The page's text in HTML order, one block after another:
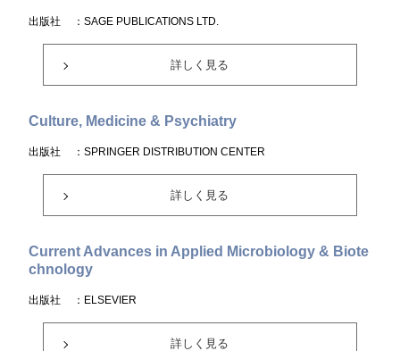
出版社 ：SAGE PUBLICATIONS LTD.
詳しく見る
Culture, Medicine & Psychiatry
出版社 ：SPRINGER DISTRIBUTION CENTER
詳しく見る
Current Advances in Applied Microbiology & Biote
chnology
出版社 ：ELSEVIER
詳しく見る